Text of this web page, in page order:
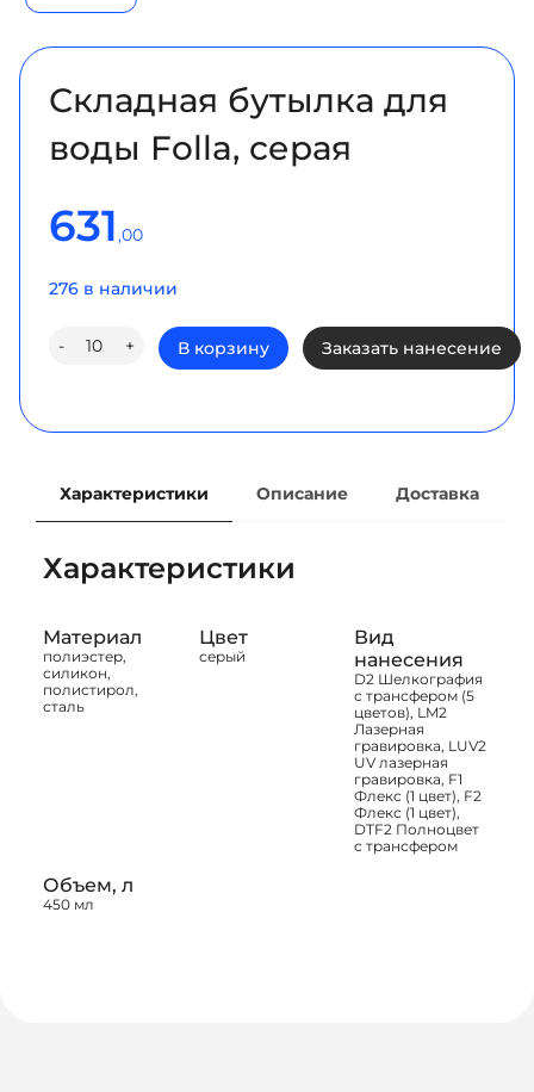
Складная бутылка для
воды Folla, серая
631 ,00
276 в наличии
-
Количество
товара
Складная
воды
+ В корзину Заказать нанесение
Характеристики Описание Доставка
Характеристики
Материал
полиэстер,
силикон,
полистирол,
сталь
Цвет
серый
Вид
нанесения
D2 Шелкография
с трансфером (5
цветов), LM2
Лазерная
гравировка, LUV2
UV лазерная
гравировка, F1
Флекс (1 цвет), F2
Флекс (1 цвет),
DTF2 Полноцвет
с трансфером
Объем, л
450 мл